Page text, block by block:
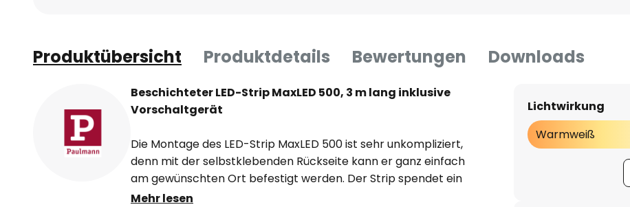
Produktübersicht Produktdetails Bewertungen Downloads
Beschichteter LED-Strip MaxLED 500, 3 m lang inklusive
Vorschaltgerät
Die Montage des LED-Strip MaxLED 500 ist sehr unkompliziert,
denn mit der selbstklebenden Rückseite kann er ganz einfach
am gewünschten Ort befestigt werden. Der Strip spendet ein
warmweißes Licht und wird durch eine transparente
Mehr lesen
Lichtwirkung
Warmweiß